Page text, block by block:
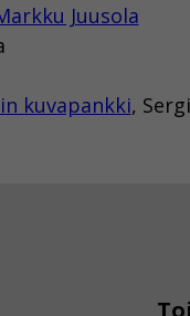
Juusola
kuvapankki,